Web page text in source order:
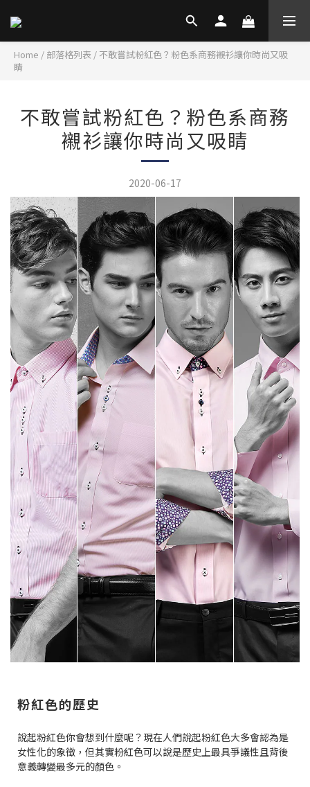
Home / 部落格列表 / 不敢嘗試粉紅色？粉色系商務襯衫讓你時尚又吸
睛
不敢嘗試粉紅色？粉色系商務
襯衫讓你時尚又吸睛
2020-06-17
粉紅色的歷史
說起粉紅色你會想到什麼呢？現在人們說起粉紅色大多會認為是
女性化的象徵，但其實粉紅色可以說是歷史上最具爭議性且背後
意義轉變最多元的顏色。